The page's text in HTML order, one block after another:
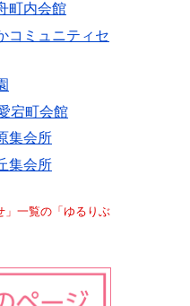
町内会館
コミュニティセ
宕町会館
集会所
集会所
」一覧の「ゆるりぶ